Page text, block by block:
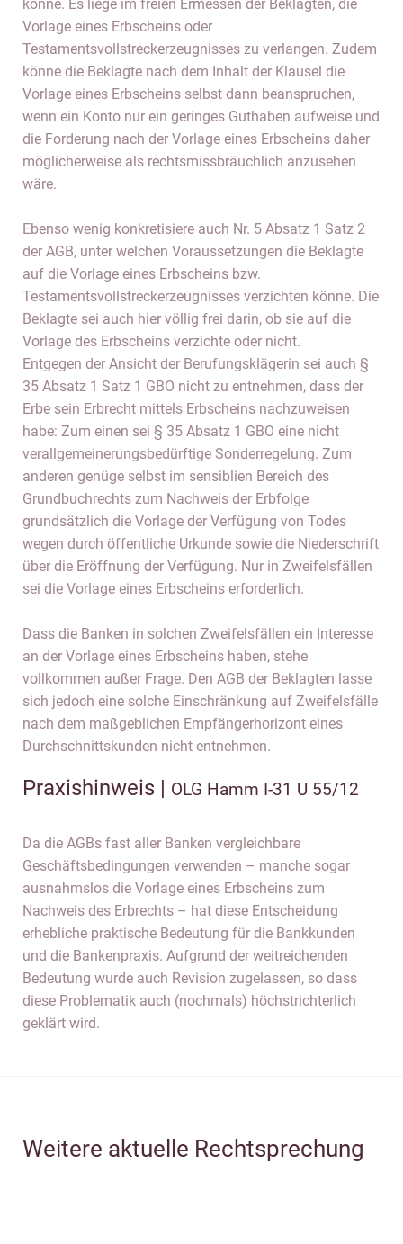
könne. Es liege im freien Ermessen der Beklagten, die
Vorlage eines Erbscheins oder
Testamentsvollstreckerzeugnisses zu verlangen. Zudem
könne die Beklagte nach dem Inhalt der Klausel die
Vorlage eines Erbscheins selbst dann beanspruchen,
wenn ein Konto nur ein geringes Guthaben aufweise und
die Forderung nach der Vorlage eines Erbscheins daher
möglicherweise als rechtsmissbräuchlich anzusehen
wäre.
Ebenso wenig konkretisiere auch Nr. 5 Absatz 1 Satz 2
der AGB, unter welchen Voraussetzungen die Beklagte
auf die Vorlage eines Erbscheins bzw.
Testamentsvollstreckerzeugnisses verzichten könne. Die
Beklagte sei auch hier völlig frei darin, ob sie auf die
Vorlage des Erbscheins verzichte oder nicht.
Entgegen der Ansicht der Berufungsklägerin sei auch §
35 Absatz 1 Satz 1 GBO nicht zu entnehmen, dass der
Erbe sein Erbrecht mittels Erbscheins nachzuweisen
habe: Zum einen sei § 35 Absatz 1 GBO eine nicht
verallgemeinerungsbedürftige Sonderregelung. Zum
anderen genüge selbst im sensiblien Bereich des
Grundbuchrechts zum Nachweis der Erbfolge
grundsätzlich die Vorlage der Verfügung von Todes
wegen durch öffentliche Urkunde sowie die Niederschrift
über die Eröffnung der Verfügung. Nur in Zweifelsfällen
sei die Vorlage eines Erbscheins erforderlich.
Dass die Banken in solchen Zweifelsfällen ein Interesse
an der Vorlage eines Erbscheins haben, stehe
vollkommen außer Frage. Den AGB der Beklagten lasse
sich jedoch eine solche Einschränkung auf Zweifelsfälle
nach dem maßgeblichen Empfängerhorizont eines
Durchschnittskunden nicht entnehmen.
Praxishinweis | OLG Hamm I-31 U 55/12
Da die AGBs fast aller Banken vergleichbare
Geschäftsbedingungen verwenden – manche sogar
ausnahmslos die Vorlage eines Erbscheins zum
Nachweis des Erbrechts – hat diese Entscheidung
erhebliche praktische Bedeutung für die Bankkunden
und die Bankenpraxis. Aufgrund der weitreichenden
Bedeutung wurde auch Revision zugelassen, so dass
diese Problematik auch (nochmals) höchstrichterlich
geklärt wird.
Weitere aktuelle Rechtsprechung